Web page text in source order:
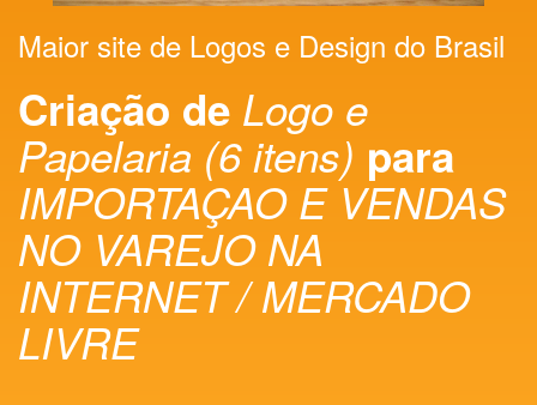
Maior site de Logos e Design do Brasil
Criação de Logo e
Papelaria (6 itens) para
IMPORTAÇAO E VENDAS
NO VAREJO NA
INTERNET / MERCADO
LIVRE